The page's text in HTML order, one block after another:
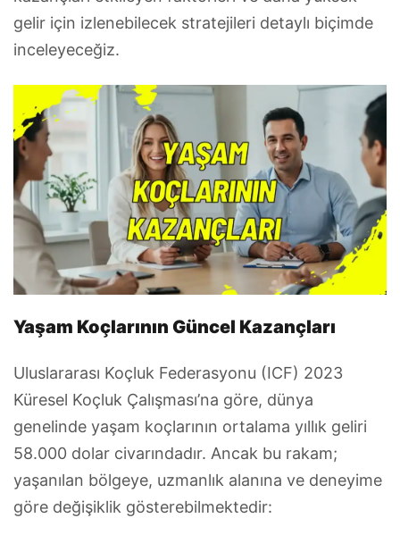
gelir için izlenebilecek stratejileri detaylı biçimde
inceleyeceğiz.
Yaşam Koçlarının Güncel Kazançları
Uluslararası Koçluk Federasyonu (ICF) 2023
Küresel Koçluk Çalışması’na göre, dünya
genelinde yaşam koçlarının ortalama yıllık geliri
58.000 dolar civarındadır. Ancak bu rakam;
yaşanılan bölgeye, uzmanlık alanına ve deneyime
göre değişiklik gösterebilmektedir: